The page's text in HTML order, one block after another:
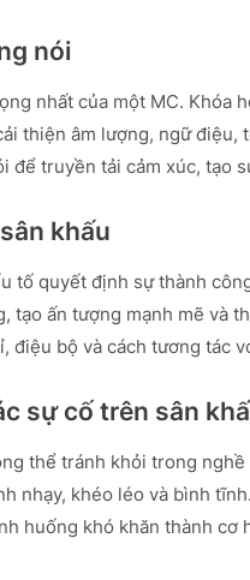
nói
nhất của một MC. Khóa
thiện âm lượng, ngữ điệu,
để truyền tải cảm xúc, tạo
khấu
tố quyết định sự thành
tạo ấn tượng mạnh mẽ và
điệu bộ và cách tương tác
sự cố trên sân
thể tránh khỏi trong
nhạy, khéo léo và bình
huống khó khăn thành cơ